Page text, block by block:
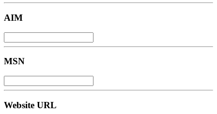
AIM
MSN
Website URL